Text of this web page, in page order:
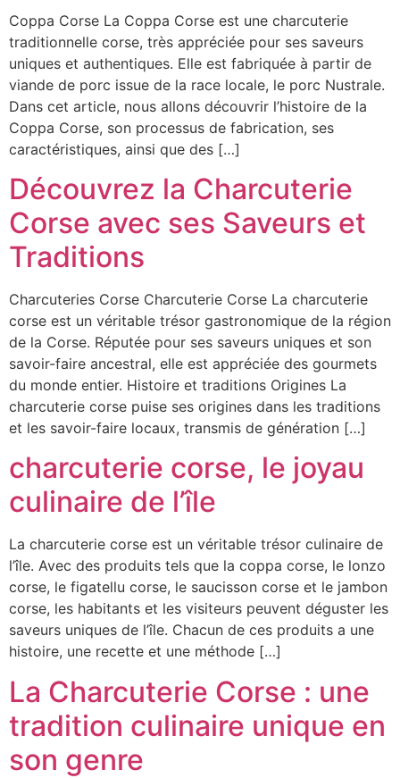
Coppa Corse La Coppa Corse est une charcuterie
traditionnelle corse, très appréciée pour ses saveurs
uniques et authentiques. Elle est fabriquée à partir de
viande de porc issue de la race locale, le porc Nustrale.
Dans cet article, nous allons découvrir l’histoire de la
Coppa Corse, son processus de fabrication, ses
caractéristiques, ainsi que des […]
Découvrez la Charcuterie
Corse avec ses Saveurs et
Traditions
Charcuteries Corse Charcuterie Corse La charcuterie
corse est un véritable trésor gastronomique de la région
de la Corse. Réputée pour ses saveurs uniques et son
savoir-faire ancestral, elle est appréciée des gourmets
du monde entier. Histoire et traditions Origines La
charcuterie corse puise ses origines dans les traditions
et les savoir-faire locaux, transmis de génération […]
charcuterie corse, le joyau
culinaire de l’île
La charcuterie corse est un véritable trésor culinaire de
l’île. Avec des produits tels que la coppa corse, le lonzo
corse, le figatellu corse, le saucisson corse et le jambon
corse, les habitants et les visiteurs peuvent déguster les
saveurs uniques de l’île. Chacun de ces produits a une
histoire, une recette et une méthode […]
La Charcuterie Corse : une
tradition culinaire unique en
son genre